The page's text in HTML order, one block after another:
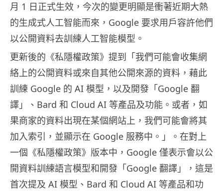
月 1 日正式生效，今次的變更明顯是衝著近期大熱
的生成式人工智能而來，Google 要求用戶容許他們
以公開資料去訓練人工智能模型。
更新後的《私隱權政策》提到「我們可能會收集網
絡上的公開資料或來⾃其他公開來源的資料，藉此
訓練 Google 的 AI 模型，以及開發「Google 翻
譯」、Bard 和 Cloud AI 等產品及功能。或者，如
果商家的資料出現在某個網站上，我們可能會將其
加⼊索引，並顯⽰在 Google 服務中。」。在對上
一個《私隱權政策》版本中，Google 僅表示會以公
開資料訓練語言模型和開發「Google 翻譯」，這是
首次提及 AI 模型、Bard 和 Cloud AI 等產品和功